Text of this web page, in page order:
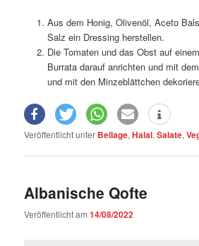
Aus dem Honig, Olivenöl, Aceto
Salz ein Dressing herstellen.
Die Tomaten und das Obst auf
Burrata darauf anrichten und mit
und mit den Minzeblättchen
Veröffentlicht unter Beilage,Halal,Salate,
Albanische Qofte
Veröffentlicht am14/08/2022